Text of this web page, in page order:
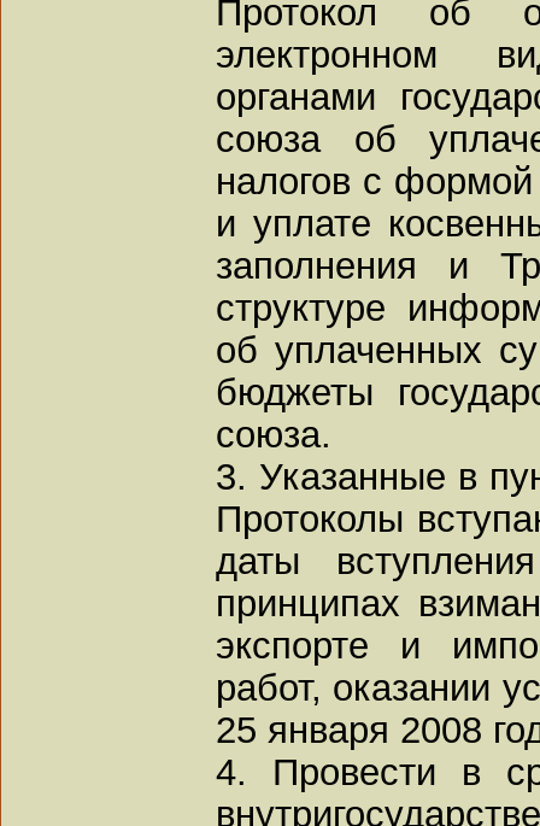
Протокол об
электронном
органами
союза об
налогов с формой
и уплате
заполнения и
структуре
об уплаченных
бюджеты
союза.
3. Указанные в
Протоколы
даты
принципах
экспорте и
работ, оказании
25 января 2008
4. Провести в